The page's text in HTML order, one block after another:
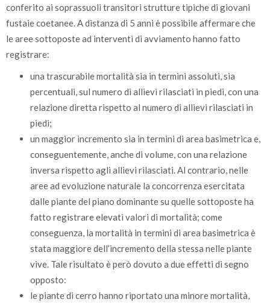
conferito ai soprassuoli transitori strutture tipiche di giovani
fustaie coetanee. A distanza di 5 anni è possibile affermare che
le aree sottoposte ad interventi di avviamento hanno fatto
registrare:
una trascurabile mortalità sia in termini assoluti, sia
percentuali, sul numero di allievi rilasciati in piedi, con una
relazione diretta rispetto al numero di allievi rilasciati in
piedi;
un maggior incremento sia in termini di area basimetrica e,
conseguentemente, anche di volume, con una relazione
inversa rispetto agli allievi rilasciati. Al contrario, nelle
aree ad evoluzione naturale la concorrenza esercitata
dalle piante del piano dominante su quelle sottoposte ha
fatto registrare elevati valori di mortalità; come
conseguenza, la mortalità in termini di area basimetrica è
stata maggiore dell’incremento della stessa nelle piante
vive. Tale risultato è però dovuto a due effetti di segno
opposto:
le piante di cerro hanno riportato una minore mortalità,